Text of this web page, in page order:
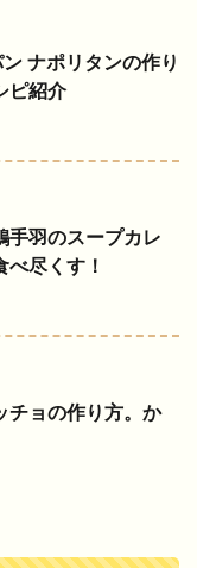
ナポリタンの作り
ピ紹介
手羽のスープカレ
尽くす！
チョの作り方。か